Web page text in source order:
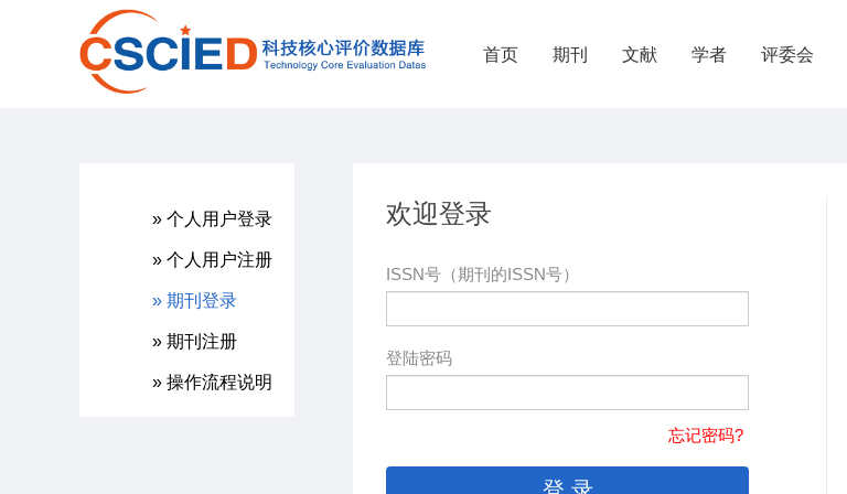
首页 期刊 文献 学者 评委会
» 个人用户登录
» 个人用户注册
» 期刊登录
» 期刊注册
» 操作流程说明
欢迎登录
ISSN号（期刊的ISSN号）
登陆密码
忘记密码?